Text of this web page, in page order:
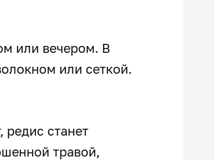
или вечером. В
или сеткой.
редис станет
травой,